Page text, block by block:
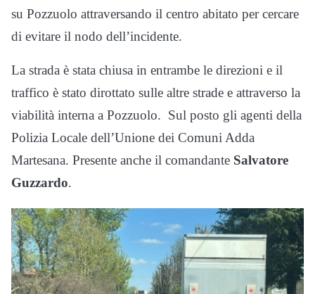
su Pozzuolo attraversando il centro abitato per cercare
di evitare il nodo dell’incidente.
La strada è stata chiusa in entrambe le direzioni e il
traffico è stato dirottato sulle altre strade e attraverso la
viabilità interna a Pozzuolo. Sul posto gli agenti della
Polizia Locale dell’Unione dei Comuni Adda
Martesana. Presente anche il comandante Salvatore
Guzzardo.